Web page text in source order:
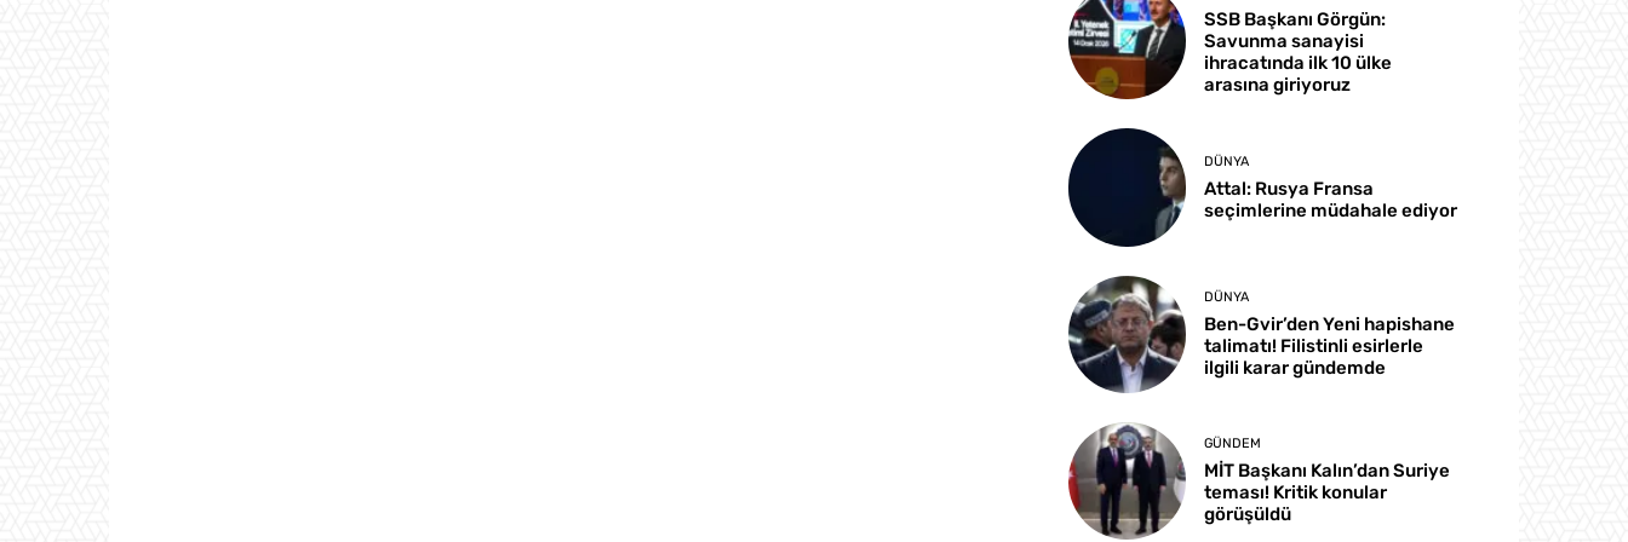
SSB Başkanı Görgün:
Savunma sanayisi
ihracatında ilk 10 ülke
arasına giriyoruz
DÜNYA
Attal: Rusya Fransa
seçimlerine müdahale ediyor
DÜNYA
Ben-Gvir’den Yeni hapishane
talimatı! Filistinli esirlerle
ilgili karar gündemde
GÜNDEM
MİT Başkanı Kalın’dan Suriye
teması! Kritik konular
görüşüldü